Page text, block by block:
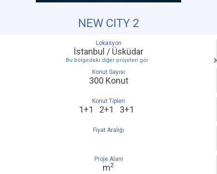
NEW CITY 2
Lokasyon
İstanbul / Üsküdar
Bu bölgedeki diğer projeleri gör
Konut Sayısı
300 Konut
Konut Tipleri
1+1 2+1 3+1
Fiyat Aralığı
Proje Alanı
m2